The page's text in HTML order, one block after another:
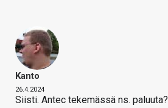
Kanto
26.4.2024
Siisti. Antec tekemässä ns. paluuta?